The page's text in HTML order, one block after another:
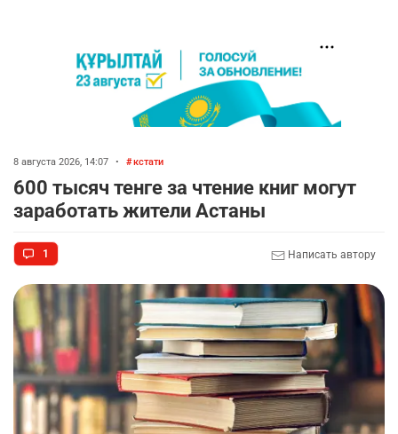
8 августа 2026, 14:07 • кстати
600 тысяч тенге за чтение книг могут
заработать жители Астаны
1 Написать автору